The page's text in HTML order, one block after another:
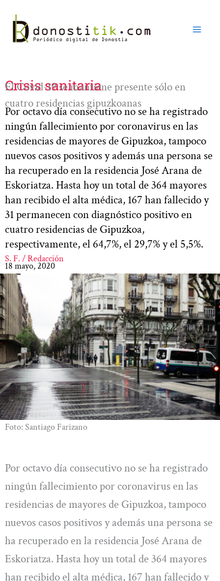
contenido
Crisis sanitaria
El Covid-19 se mantiene presente sólo en
cuatro residencias gipuzkoanas
Por octavo día consecutivo no se ha registrado
ningún fallecimiento por coronavirus en las
residencias de mayores de Gipuzkoa, tampoco
nuevos casos positivos y además una persona se
ha recuperado en la residencia José Arana de
Eskoriatza. Hasta hoy un total de 364 mayores
han recibido el alta médica, 167 han fallecido y
31 permanecen con diagnóstico positivo en
cuatro residencias de Gipuzkoa,
respectivamente, el 64,7%, el 29,7% y el 5,5%.
S. F. / Redacción
18 mayo, 2020
Foto: Santiago Farizano
Por octavo día consecutivo no se ha registrado
ningún fallecimiento por coronavirus en las
residencias de mayores de Gipuzkoa, tampoco
nuevos casos positivos y además una persona se
ha recuperado en la residencia José Arana de
Eskoriatza. Hasta hoy un total de 364 mayores
han recibido el alta médica, 167 han fallecido y